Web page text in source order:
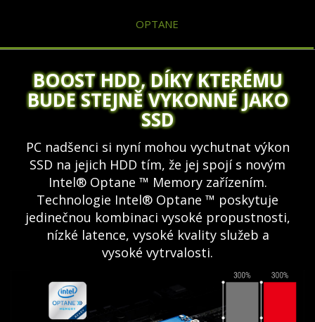
OPTANE
BOOST HDD, DÍKY KTERÉMU
BUDE STEJNĚ VYKONNÉ JAKO
SSD
PC nadšenci si nyní mohou vychutnat výkon
SSD na jejich HDD tím, že jej spojí s novým
Intel® Optane ™ Memory zařízením.
Technologie Intel® Optane ™ poskytuje
jedinečnou kombinaci vysoké propustnosti,
nízké latence, vysoké kvality služeb a
vysoké vytrvalosti.